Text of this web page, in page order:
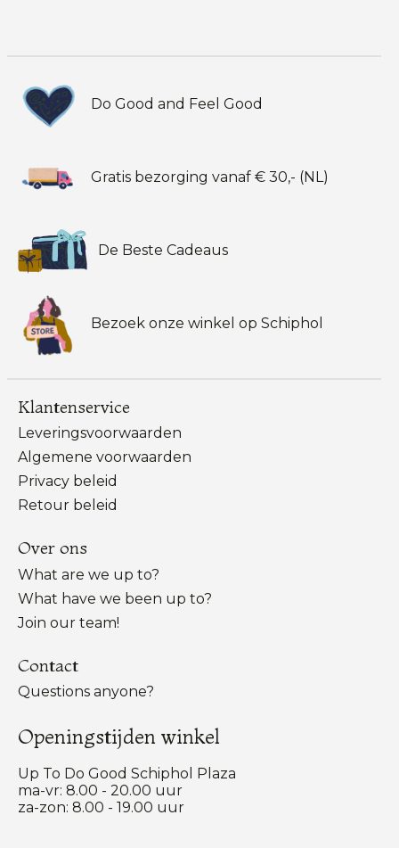
Do Good and Feel Good
Gratis bezorging vanaf € 30,- (NL)
De Beste Cadeaus
Bezoek onze winkel op Schiphol
Klantenservice
Leveringsvoorwaarden
Algemene voorwaarden
Privacy beleid
Retour beleid
Over ons
What are we up to?
What have we been up to?
Join our team!
Contact
Questions anyone?
Openingstijden winkel
Up To Do Good Schiphol Plaza
ma-vr: 8.00 - 20.00 uur
za-zon: 8.00 - 19.00 uur